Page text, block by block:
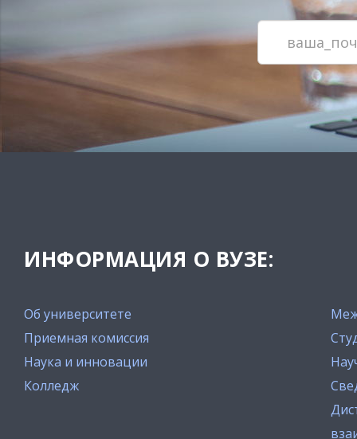
ИНФОРМАЦИЯ О ВУЗЕ:
Об университете
Приемная комиссия
Наука и инновации
Колледж